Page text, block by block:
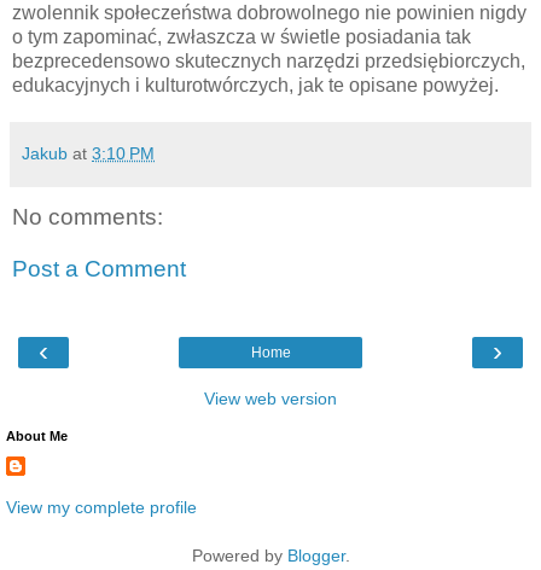
zwolennik społeczeństwa dobrowolnego nie powinien nigdy
o tym zapominać, zwłaszcza w świetle posiadania tak
bezprecedensowo skutecznych narzędzi przedsiębiorczych,
edukacyjnych i kulturotwórczych, jak te opisane powyżej.
Jakub at 3:10 PM
No comments:
Post a Comment
‹ ›
Home
View web version
About Me
View my complete profile
Powered by Blogger.